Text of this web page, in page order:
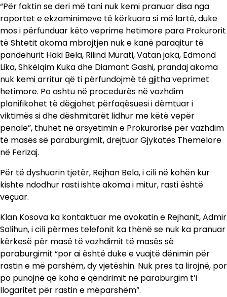
“Për faktin se deri më tani nuk kemi pranuar disa nga
raportet e ekzaminimeve të kërkuara si më lartë, duke
mos i përfunduar këto veprime hetimore para Prokurorit
të Shtetit akoma mbrojtjen nuk e kanë paraqitur të
pandehurit Haki Bela, Rilind Murati, Vatan jaka, Edmond
Lika, Shkëlqim Kuka dhe Diamant Gashi, prandaj akoma
nuk kemi arritur që ti përfundojmë të gjitha veprimet
hetimore. Po ashtu në procedurës në vazhdim
planifikohet të dëgjohet përfaqësuesi i dëmtuar i
viktimës si dhe dëshmitarët lidhur me këtë vepër
penale”, thuhet në arsyetimin e Prokurorisë për vazhdim
të masës së paraburgimit, drejtuar Gjykatës Themelore
në Ferizaj.
Për të dyshuarin tjetër, Rejhan Bela, i cili në kohën kur
kishte ndodhur rasti ishte akoma i mitur, rasti është
veçuar.
Klan Kosova ka kontaktuar me avokatin e Rejhanit, Admir
Salihun, i cili përmes telefonit ka thënë se nuk ka pranuar
kërkesë për masë të vazhdimit të masës së
paraburgimit “por ai është duke e vuajtë dënimin për
rastin e më parshëm, dy vjetëshin. Nuk pres ta lirojnë, por
po punojnë që koha e qëndrimit në paraburgim t’i
llogaritet për rastin e mëparshëm”.